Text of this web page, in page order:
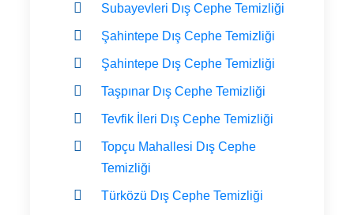
Subayevleri Dış Cephe Temizliği
Şahintepe Dış Cephe Temizliği
Şahintepe Dış Cephe Temizliği
Taşpınar Dış Cephe Temizliği
Tevfik İleri Dış Cephe Temizliği
Topçu Mahallesi Dış Cephe
Temizliği
Türközü Dış Cephe Temizliği